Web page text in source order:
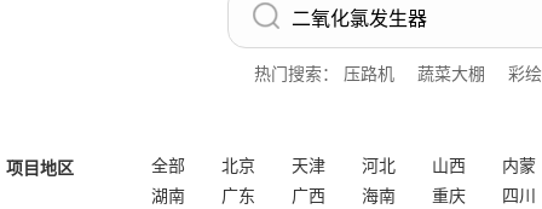
热门搜索： 压路机 蔬菜大棚 彩绘
项目地区 全部 北京 天津 河北 山西
内蒙
湖南
广东 广西 海南 重庆 四川